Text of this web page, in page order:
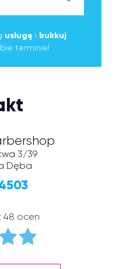
usługę i bukkuj
terminie!
3/39
Dęba
48 ocen